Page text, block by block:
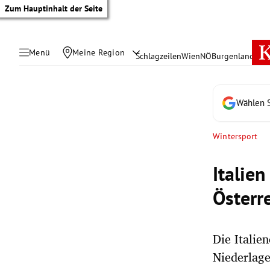
Zum Hauptinhalt der Seite
Menü Meine Region SchlagzeilenWienNÖBurgenland
Wählen
Wintersport
Italien
Die